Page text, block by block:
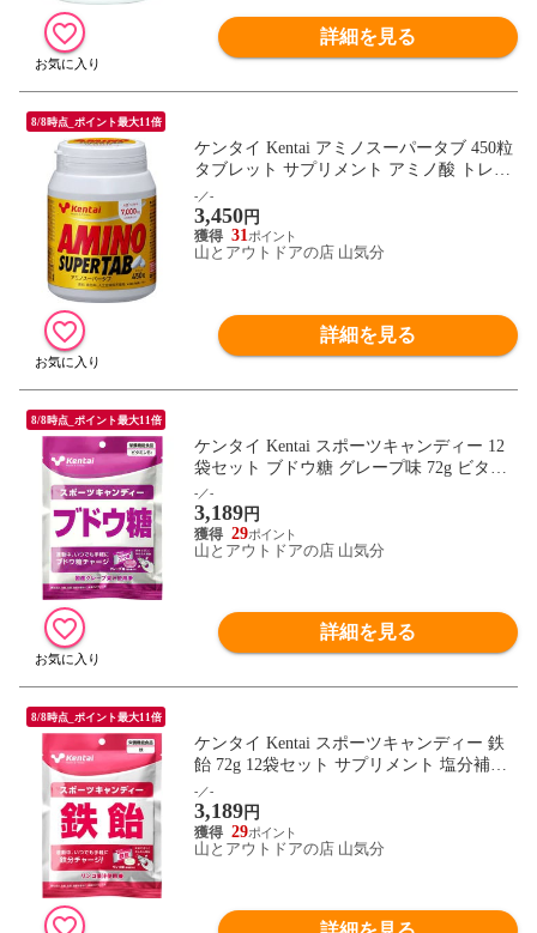
詳細を見る
8/8時点_ポイント最大11倍
ケンタイ Kentai アミノスーパータブ 450粒
タブレット サプリメント アミノ酸 トレー
ニング フィットネス 大豆ペプチド含有加
工食品 K5403
-／-
3,450円
31
山とアウトドアの店 山気分
詳細を見る
8/8時点_ポイント最大11倍
ケンタイ Kentai スポーツキャンディー 12
袋セット ブドウ糖 グレープ味 72g ビタミ
ンB1 エネルギー補給 トレーニング フィッ
トネス 飴 栄養補給 熱中症対策 運動 K8413
-／-
3,189円
29
山とアウトドアの店 山気分
詳細を見る
8/8時点_ポイント最大11倍
ケンタイ Kentai スポーツキャンディー 鉄
飴 72g 12袋セット サプリメント 塩分補給
鉄分 ミネラル トレーニング フィットネス
熱中症対策 キャンデー リンゴ味 個包装 K
8412
-／-
3,189円
29
山とアウトドアの店 山気分